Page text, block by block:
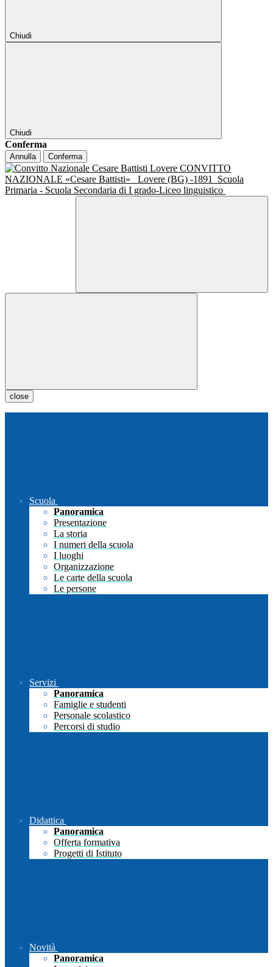
Chiudi
Chiudi
Conferma
Annulla Conferma
CONVITTO
NAZIONALE «Cesare Battisti»
Lovere (BG) -1891
Scuola
Primaria - Scuola Secondaria di I grado-Liceo linguistico
close
Scuola
Panoramica
Presentazione
La storia
I numeri della scuola
I luoghi
Organizzazione
Le carte della scuola
Le persone
Servizi
Panoramica
Famiglie e studenti
Personale scolastico
Percorsi di studio
Didattica
Panoramica
Offerta formativa
Progetti di Istituto
Novità
Panoramica